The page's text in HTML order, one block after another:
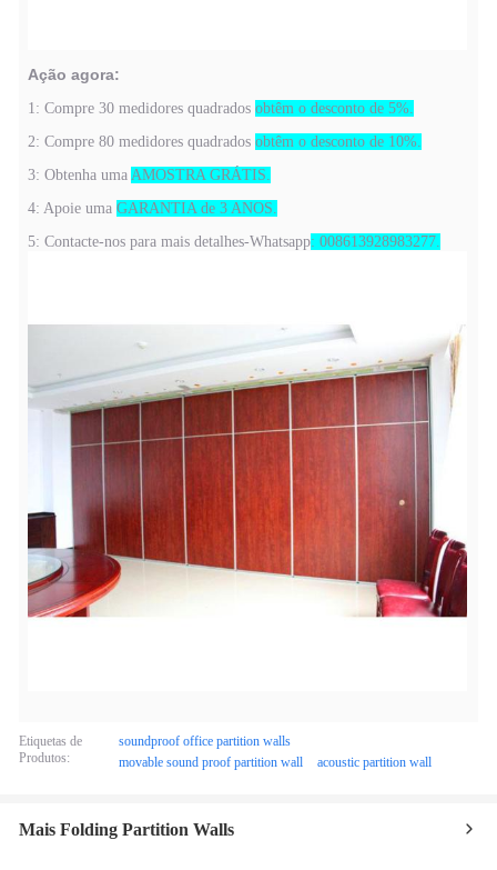
Ação agora:
1: Compre 30 medidores quadrados obtêm o desconto de 5%.
2: Compre 80 medidores quadrados obtêm o desconto de 10%.
3: Obtenha uma AMOSTRA GRÁTIS.
4: Apoie uma GARANTIA de 3 ANOS.
5: Contacte-nos para mais detalhes-Whatsapp: 008613928983277.
Etiquetas de
Produtos:
soundproof office partition walls
movable sound proof partition wall
acoustic partition wall
Mais Folding Partition Walls